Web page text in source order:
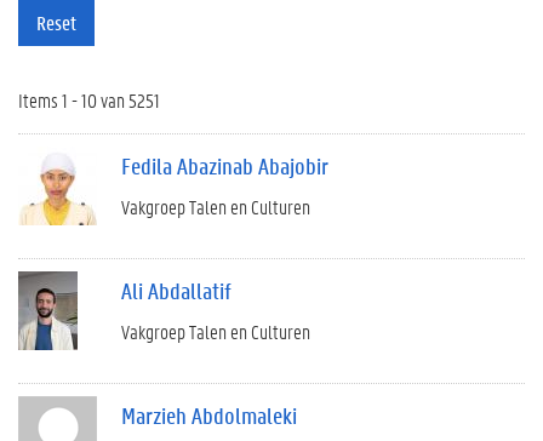
Reset
Items 1 - 10 van 5251
Fedila Abazinab Abajobir
Vakgroep Talen en Culturen
Ali Abdallatif
Vakgroep Talen en Culturen
Marzieh Abdolmaleki